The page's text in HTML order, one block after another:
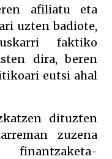
afiliatu eta
uzten badiote,
faktiko
dira, beren
eutsi ahal
dituzten
zuzena
finantzaketa-